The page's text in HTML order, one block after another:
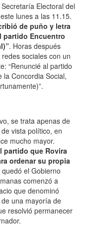
Electoral del
lunes a las 11.15.
de puño y letra
partido Encuentro
. Horas después
sociales con un
“Renuncié al partido
la Concordia Social,
se trata apenas de
vista político, en
mucho mayor.
partido que Rovira
ordenar su propia
el Gobierno
comenzó a
que denominó
una mayoría de
resolvió permanecer